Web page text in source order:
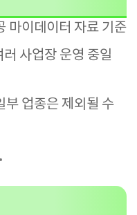
마이데이터 자료 기준
사업장 운영 중일
부 업종은 제외될 수